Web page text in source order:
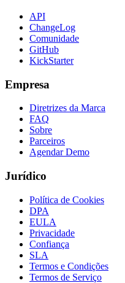
API
ChangeLog
Comunidade
GitHub
KickStarter
Empresa
Diretrizes da Marca
FAQ
Sobre
Parceiros
Agendar Demo
Jurídico
Política de Cookies
DPA
EULA
Privacidade
Confiança
SLA
Termos e Condições
Termos de Serviço